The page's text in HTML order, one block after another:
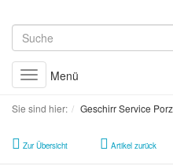
Toggle
navigation
Menü
Sie sind hier: Geschirr Service
Zur Übersicht Artikel zurück